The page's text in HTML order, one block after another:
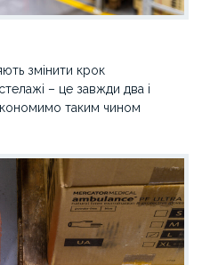
змінити крок
– це завжди два і
таким чином